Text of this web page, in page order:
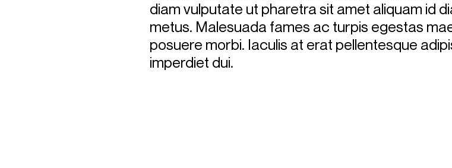
diam vulputate ut pharetra sit amet aliquam id
metus. Malesuada fames ac turpis egestas
posuere morbi. Iaculis at erat pellentesque
imperdiet dui.